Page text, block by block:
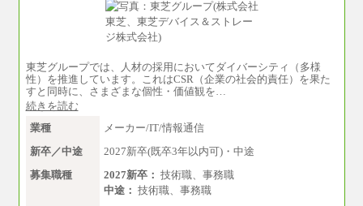
東芝グループでは、人材の採用においてダイバーシティ（多様
性）を推進しています。これはCSR（企業の社会的責任）を果た
すと同時に、さまざまな個性・価値観を…
続きを読む
業種
メーカー/IT/情報通信
新卒／中途
2027新卒(既卒3年以内可)・中途
募集職種
2027新卒： 技術職、事務職
中途： 技術職、事務職